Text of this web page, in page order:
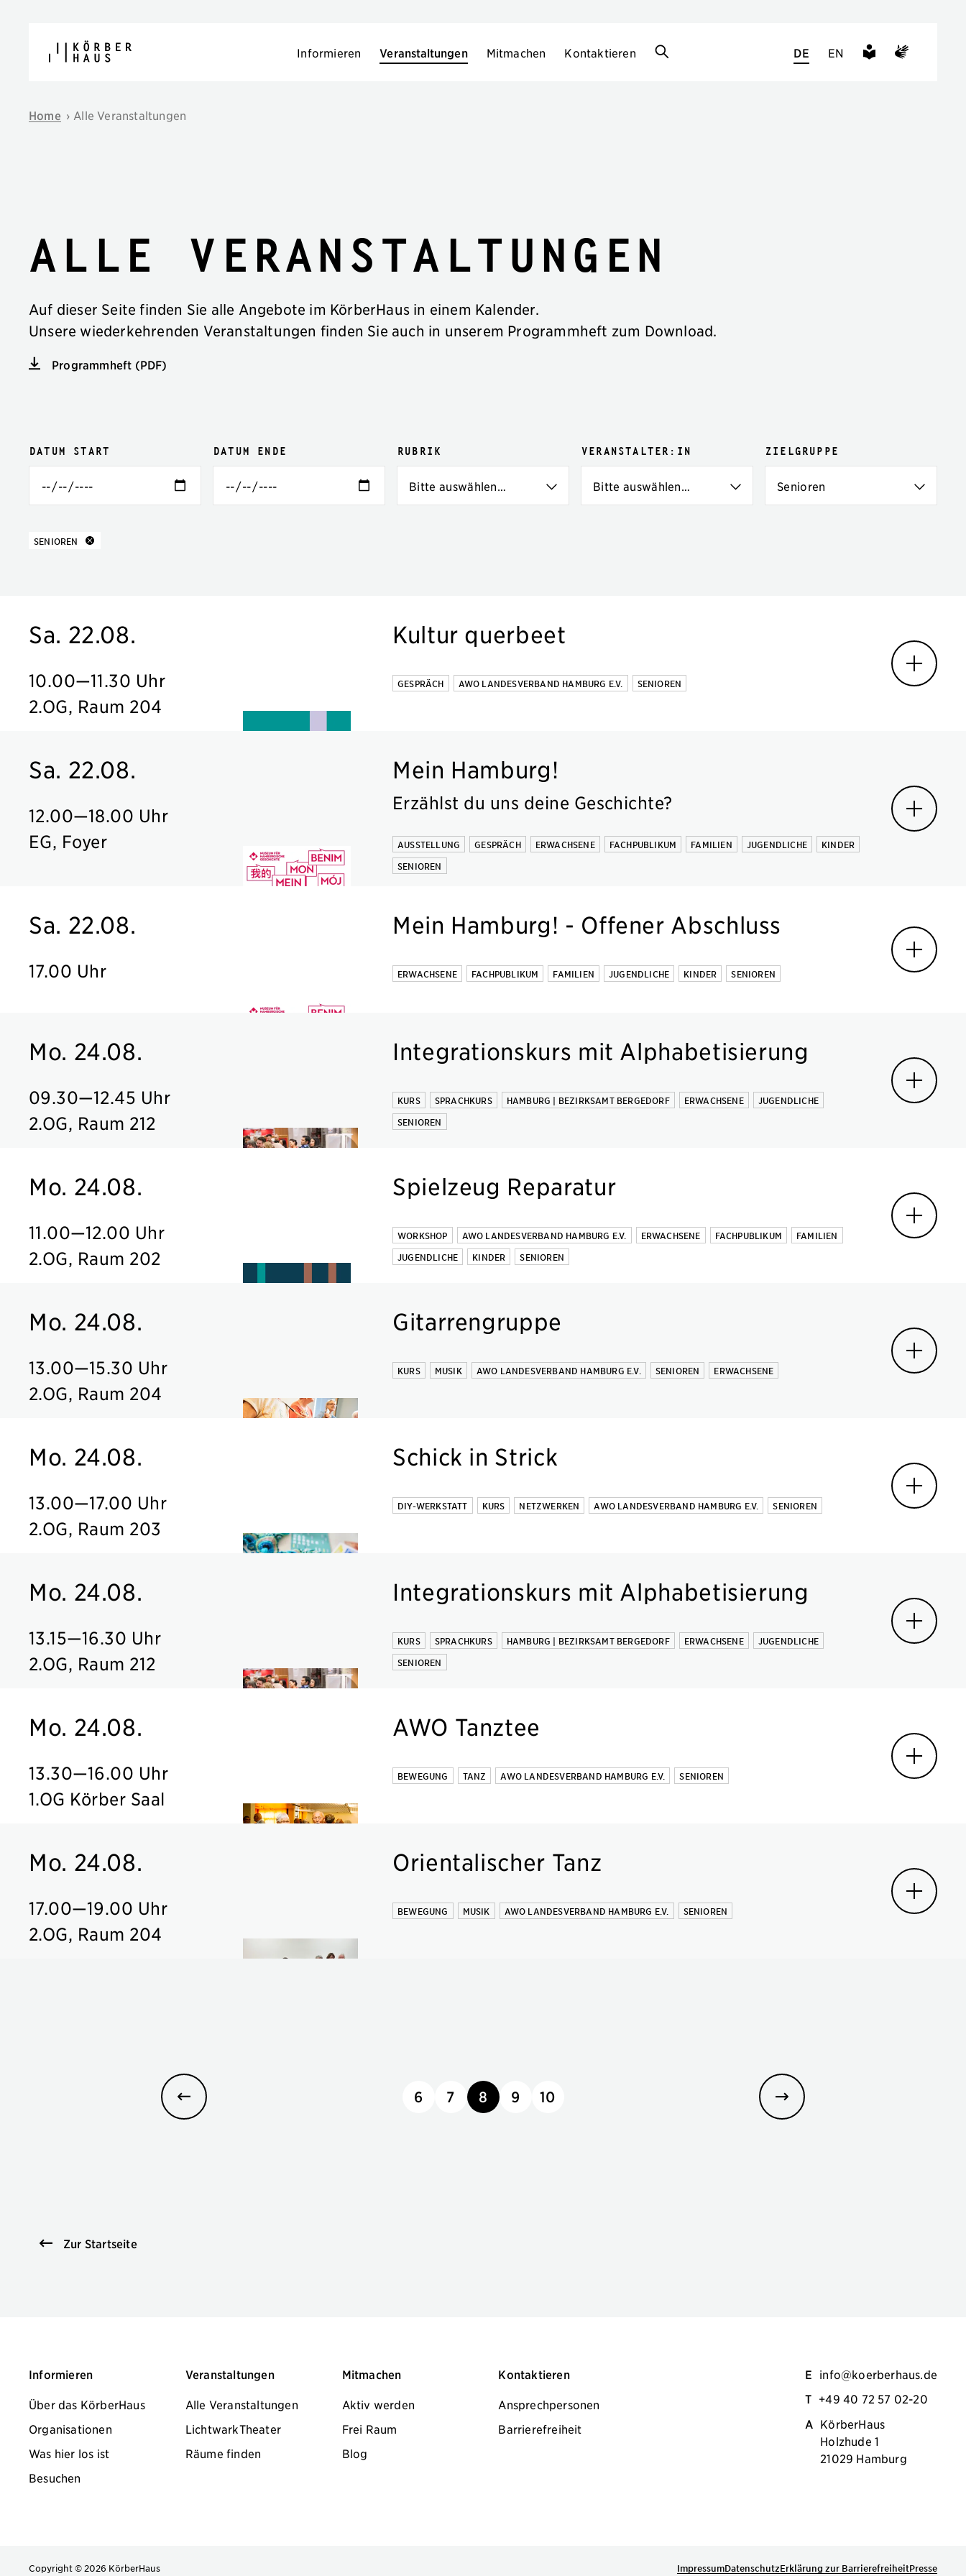
Informieren Veranstaltungen Mitmachen Kontaktieren DE EN
Home › Alle Veranstaltungen
Alle Veranstaltungen
Auf dieser Seite finden Sie alle Angebote im KörberHaus in einem Kalender.
Unsere wiederkehrenden Veranstaltungen finden Sie auch in unserem Programmheft zum Download.
Programmheft (PDF)
Veranstaltungsfilter
Filteroptionen
Datum Start Datum Ende Rubrik Veranstalter:in Zielgruppe
13 Ergebnisse
SENIOREN
Sa. 22.08.
10.00—11.30 Uhr
2.OG, Raum 204
Kultur querbeet
GESPRÄCH AWO LANDESVERBAND HAMBURG E.V. SENIOREN
Sa. 22.08.
12.00—18.00 Uhr
EG, Foyer
Mein Hamburg!
Erzählst du uns deine Geschichte?
AUSSTELLUNG GESPRÄCH ERWACHSENE FACHPUBLIKUM FAMILIEN JUGENDLICHE
KINDER
SENIOREN
Sa. 22.08.
17.00 Uhr
Mein Hamburg! - Offener Abschluss
ERWACHSENE FACHPUBLIKUM FAMILIEN JUGENDLICHE KINDER SENIOREN
Mo. 24.08.
09.30—12.45 Uhr
2.OG, Raum 212
Integrationskurs mit Alphabetisierung
KURS SPRACHKURS HAMBURG | BEZIRKSAMT BERGEDORF ERWACHSENE
JUGENDLICHE
SENIOREN
Mo. 24.08.
11.00—12.00 Uhr
2.OG, Raum 202
Spielzeug Reparatur
WORKSHOP AWO LANDESVERBAND HAMBURG E.V. ERWACHSENE FACHPUBLIKUM
FAMILIEN
JUGENDLICHE
KINDER SENIOREN
Mo. 24.08.
13.00—15.30 Uhr
2.OG, Raum 204
Gitarrengruppe
KURS MUSIK AWO LANDESVERBAND HAMBURG E.V. SENIOREN ERWACHSENE
Mo. 24.08.
13.00—17.00 Uhr
2.OG, Raum 203
Schick in Strick
DIY-WERKSTATT KURS NETZWERKEN AWO LANDESVERBAND HAMBURG E.V. SENIOREN
Mo. 24.08.
13.15—16.30 Uhr
2.OG, Raum 212
Integrationskurs mit Alphabetisierung
KURS SPRACHKURS HAMBURG | BEZIRKSAMT BERGEDORF ERWACHSENE
JUGENDLICHE
SENIOREN
Mo. 24.08.
13.30—16.00 Uhr
1.OG Körber Saal
AWO Tanztee
BEWEGUNG TANZ AWO LANDESVERBAND HAMBURG E.V. SENIOREN
Mo. 24.08.
17.00—19.00 Uhr
2.OG, Raum 204
Orientalischer Tanz
BEWEGUNG MUSIK AWO LANDESVERBAND HAMBURG E.V. SENIOREN
seite
6
seite
7
seite
8
seite
9
seite
10
Zur Startseite
Informieren
Über das KörberHaus
Organisationen
Was hier los ist
Besuchen
Veranstaltungen
Alle Veranstaltungen
LichtwarkTheater
Räume finden
Mitmachen
Aktiv werden
Frei Raum
Blog
Kontaktieren
Ansprechpersonen
Barrierefreiheit
E info@koerberhaus.de
T +49 40 72 57 02-20
A KörberHaus
Holzhude 1
21029 Hamburg
ImpressumDatenschutzErklärung zur BarrierefreiheitPresse
Copyright © 2026 KörberHaus